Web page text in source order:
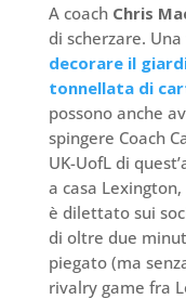
A coach Chris
di scherzare.
decorare il
tonnellata di
possono anche
spingere Coach
UK-UofL di
a casa
è dilettato sui
di oltre due
piegato (ma
rivalry game fra